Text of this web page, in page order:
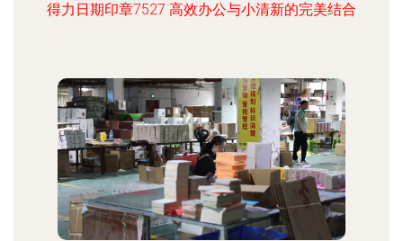
得力日期印章7527 高效办公与小清新的完美结合